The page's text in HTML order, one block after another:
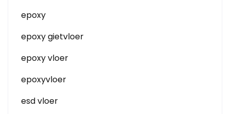
epoxy
epoxy gietvloer
epoxy vloer
epoxyvloer
esd vloer